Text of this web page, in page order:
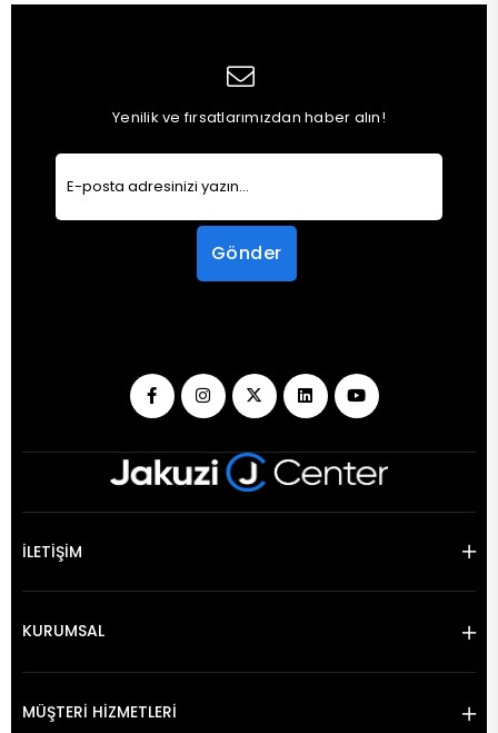
Yenilik ve fırsatlarımızdan haber alın!
Gönder
İLETİŞİM
KURUMSAL
MÜŞTERİ HİZMETLERİ